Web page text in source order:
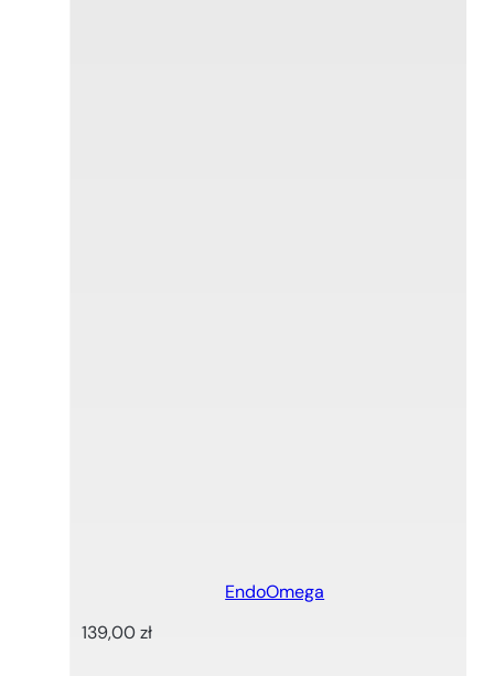
EndoOmega
139,00zł